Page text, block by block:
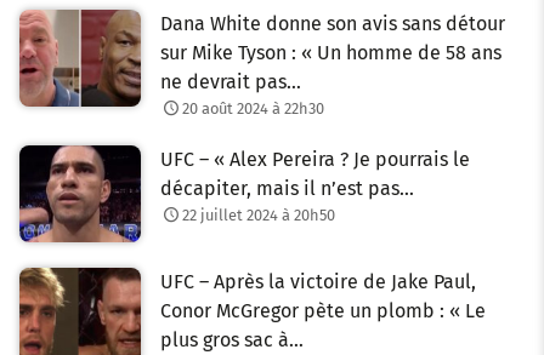
Dana White donne son avis sans détour
sur Mike Tyson : « Un homme de 58 ans
ne devrait pas…
20 août 2024 à 22h30
UFC – « Alex Pereira ? Je pourrais le
décapiter, mais il n’est pas…
22 juillet 2024 à 20h50
UFC – Après la victoire de Jake Paul,
Conor McGregor pète un plomb : « Le
plus gros sac à…